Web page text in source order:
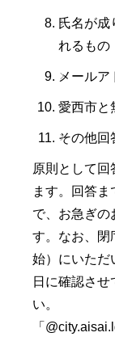
氏名が成
れるもの
メールア
愛西市と
その他回
原則として回
ます。回答
で、お急ぎの
す。なお、閉
始）にいただ
日に確認さ
い。
「